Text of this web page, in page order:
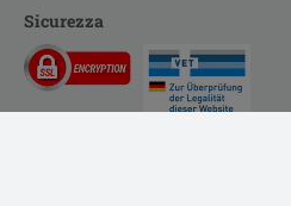
Sicurezza